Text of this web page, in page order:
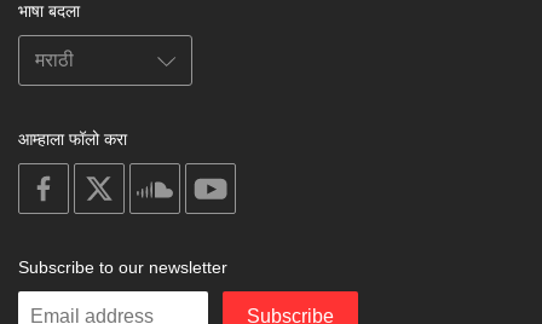
भाषा बदला
आम्हाला फॉलो करा
on
facebook
soundcloud
Subscribe to our newsletter
Enter
Subscribe